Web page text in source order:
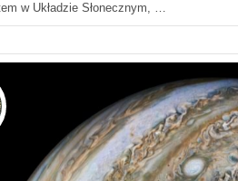
w Układzie Słonecznym, …